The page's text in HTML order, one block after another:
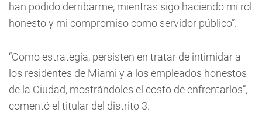
han podido derribarme, mientras sigo haciendo mi rol
honesto y mi compromiso como servidor público”.
“Como estrategia, persisten en tratar de intimidar a
los residentes de Miami y a los empleados honestos
de la Ciudad, mostrándoles el costo de enfrentarlos”,
comentó el titular del distrito 3.